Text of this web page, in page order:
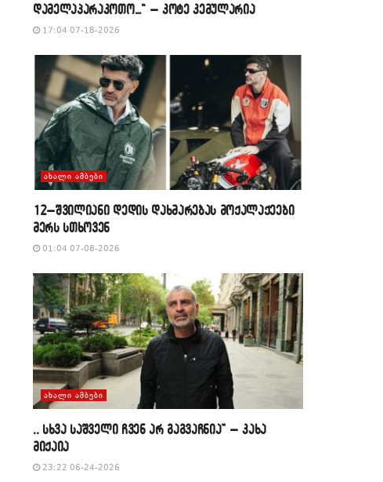
დამელაპარაკოთო…“ – კოტე კემულარია
17:04 07-18-2026
ᲐᲮᲐᲚᲘ ᲐᲛᲑᲔᲑᲘ
12–შვილიანი დედის დახმარებას მოქალაქეები
მერს სთხოვენ
01:04 07-08-2026
ᲐᲮᲐᲚᲘ ᲐᲛᲑᲔᲑᲘ
,, სხვა საშველი ჩვენ არ გაგვაჩნია” – კახა
მიქაია
23:22 06-24-2026